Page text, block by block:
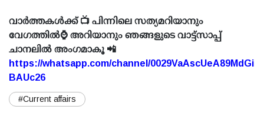
വാർത്തകൾക്ക് 📺 പിന്നിലെ സത്യമറിയാനും
വേഗത്തിൽ⌚ അറിയാനും ഞങ്ങളുടെ വാട്ട്സാപ്പ്
ചാനലിൽ അംഗമാകൂ 📲
https://whatsapp.com/channel/0029VaAscUeA89MdGi
BAUc26
#Current affairs